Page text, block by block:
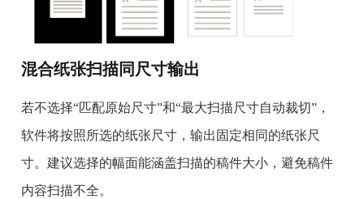
混合纸张扫描同尺寸输出
若不选择“匹配原始尺寸”和“最大扫描尺寸自动裁切”，
软件将按照所选的纸张尺寸，输出固定相同的纸张尺
寸。建议选择的幅面能涵盖扫描的稿件大小，避免稿件
内容扫描不全。